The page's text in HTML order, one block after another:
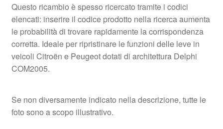
Questo ricambio è spesso ricercato tramite i codici
elencati: inserire il codice prodotto nella ricerca aumenta
le probabilità di trovare rapidamente la corrispondenza
corretta. Ideale per ripristinare le funzioni delle leve in
veicoli Citroën e Peugeot dotati di architettura Delphi
COM2005.
Se non diversamente indicato nella descrizione, tutte le
foto sono a scopo illustrativo.